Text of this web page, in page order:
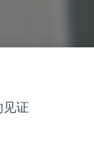
见证